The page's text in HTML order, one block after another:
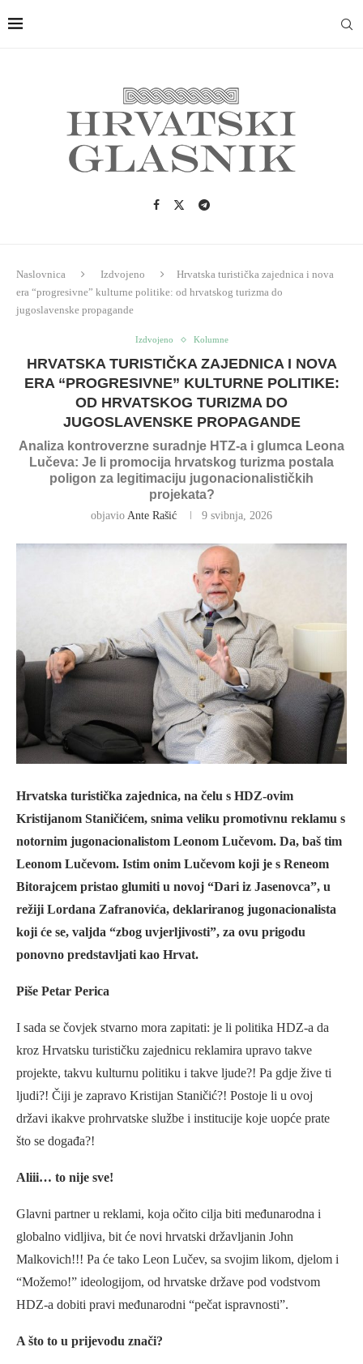
Naslovnica Izdvojeno
Hrvatska turistička zajednica i nova
era “progresivne” kulturne politike: od hrvatskog turizma do
jugoslavenske propagande
Izdvojeno Kolumne
HRVATSKA TURISTIČKA ZAJEDNICA I NOVA
ERA “PROGRESIVNE” KULTURNE POLITIKE:
OD HRVATSKOG TURIZMA DO
JUGOSLAVENSKE PROPAGANDE
Analiza kontroverzne suradnje HTZ-a i glumca Leona
Lučeva: Je li promocija hrvatskog turizma postala
poligon za legitimaciju jugonacionalističkih
projekata?
objavio Ante Rašić 9 svibnja, 2026
Hrvatska turistička zajednica, na čelu s HDZ-ovim
Kristijanom Staničićem, snima veliku promotivnu reklamu s
notornim jugonacionalistom Leonom Lučevom. Da, baš tim
Leonom Lučevom. Istim onim Lučevom koji je s Reneom
Bitorajcem pristao glumiti u novoj “Dari iz Jasenovca”, u
režiji Lordana Zafranovića, deklariranog jugonacionalista
koji će se, valjda “zbog uvjerljivosti”, za ovu prigodu
ponovno predstavljati kao Hrvat.
Piše Petar Perica
I sada se čovjek stvarno mora zapitati: je li politika HDZ-a da
kroz Hrvatsku turističku zajednicu reklamira upravo takve
projekte, takvu kulturnu politiku i takve ljude?! Pa gdje žive ti
ljudi?! Čiji je zapravo Kristijan Staničić?! Postoje li u ovoj
državi ikakve prohrvatske službe i institucije koje uopće prate
što se događa?!
Aliii… to nije sve!
Glavni partner u reklami, koja očito cilja biti međunarodna i
globalno vidljiva, bit će novi hrvatski državljanin John
Malkovich!!! Pa će tako Leon Lučev, sa svojim likom, djelom i
“Možemo!” ideologijom, od hrvatske države pod vodstvom
HDZ-a dobiti pravi međunarodni “pečat ispravnosti”.
A što to u prijevodu znači?